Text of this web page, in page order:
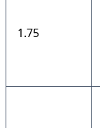
1.75